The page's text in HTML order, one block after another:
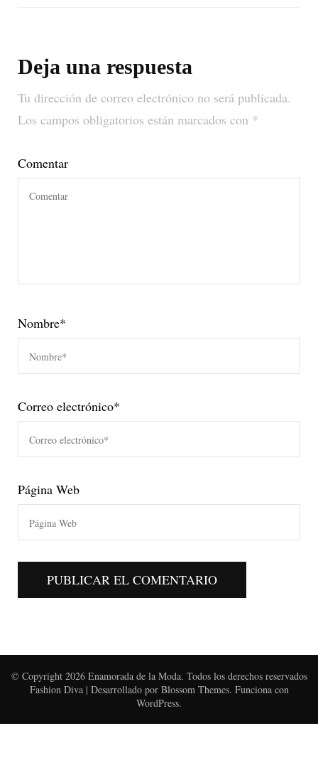
Deja una respuesta
Tu dirección de correo electrónico no será publicada.
Los campos obligatorios están marcados con *
Comentar
Nombre*
Correo electrónico*
Página Web
© Copyright 2026 Enamorada de la Moda. Todos los derechos reservados
Fashion Diva | Desarrollado por Blossom Themes. Funciona con
WordPress.